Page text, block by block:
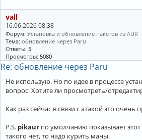
vall
16.06.2026 08:38
Форум: Установка и обновление пакетов из AUR
Тема: обновление через Paru
Ответы: 5
Просмотры: 5080
Re: обновление через Paru
Не использую. Но по идее в процессе
вопрос: Хотите ли просмотреть/
Как раз сейчас в связи с атакой это
P.S. pikaur по умолчанию показывает этот
такого нет, то надо курить маны.